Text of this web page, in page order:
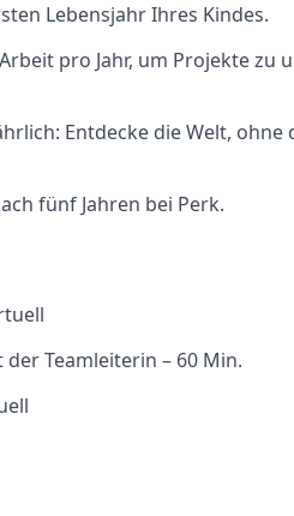
Lebensjahr Ihres Kindes.
pro Jahr, um Projekte zu
Entdecke die Welt, ohne
fünf Jahren bei Perk.
Teamleiterin – 60 Min.